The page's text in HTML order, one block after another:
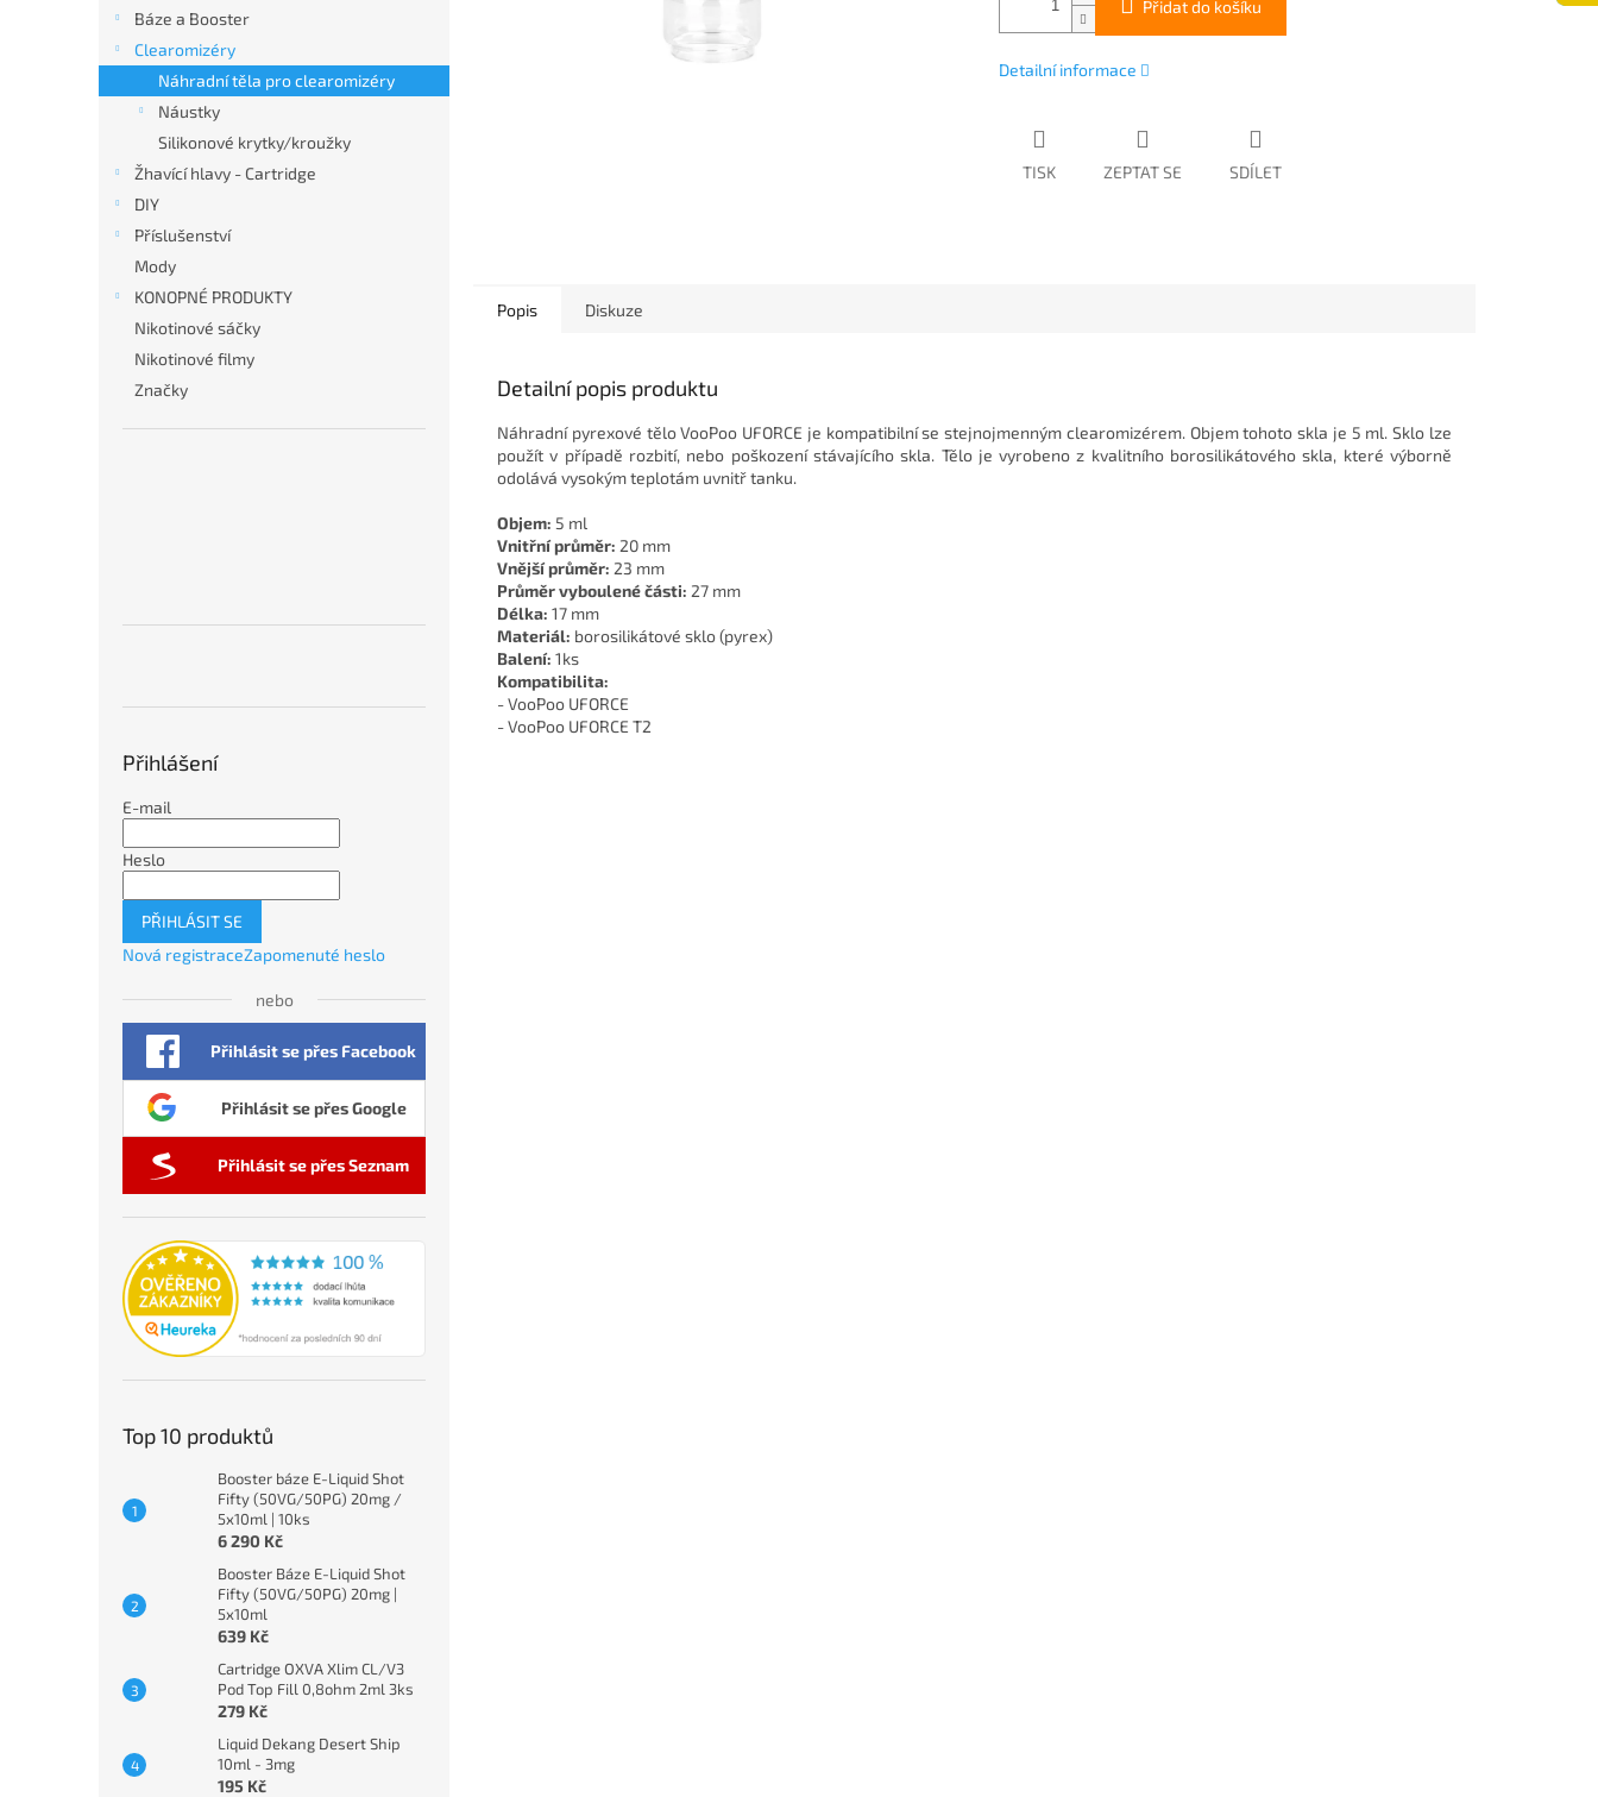
l
Báze a Booster
Clearomizéry
Náhradní těla pro clearomizéry
Náustky
Silikonové krytky/kroužky
Žhavící hlavy - Cartridge
DIY
Příslušenství
Mody
KONOPNÉ PRODUKTY
Nikotinové sáčky
Nikotinové filmy
Značky
Přihlášení
E-mail
Heslo
PŘIHLÁSIT SE
Nová registraceZapomenuté heslo
nebo
Přihlásit se přes Facebook
Přihlásit se přes Google
Přihlásit se přes Seznam
Top 10 produktů
Booster báze E-Liquid Shot
Fifty (50VG/50PG) 20mg /
5x10ml | 10ks
6 290 Kč
Booster Báze E-Liquid Shot
Fifty (50VG/50PG) 20mg |
5x10ml
639 Kč
Cartridge OXVA Xlim CL/V3
Pod Top Fill 0,8ohm 2ml 3ks
279 Kč
Liquid Dekang Desert Ship
10ml - 3mg
195 Kč
Přidat do košíku
Detailní informace
TISK ZEPTAT SE SDÍLET
Popis Diskuze
Detailní popis produktu
Náhradní pyrexové tělo VooPoo UFORCE je kompatibilní se stejnojmenným clearomizérem. Objem tohoto skla je 5 ml. Sklo lze
použít v případě rozbití, nebo poškození stávajícího skla. Tělo je vyrobeno z kvalitního borosilikátového skla, které výborně
odolává vysokým teplotám uvnitř tanku.
Objem: 5 ml
Vnitřní průměr: 20 mm
Vnější průměr: 23 mm
Průměr vyboulené části: 27 mm
Délka: 17 mm
Materiál: borosilikátové sklo (pyrex)
Balení: 1ks
Kompatibilita:
- VooPoo UFORCE
- VooPoo UFORCE T2